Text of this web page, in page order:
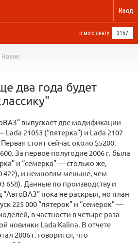
Вход
в мою ленту 3157
Новое
два года будет
выпускает две модификации
Lada 21053 (“пятерка”) и Lada 2107
стоит сейчас около $5200,
За первое полугодие 2006 г. была
и “семерка” — столько же,
422), и немногим меньше, чем
658). Данные по производству и
“АвтоВАЗ” пока не раскрыл, но план
225 000 “пятерок” и “семерок” —
в частности в четыре раза
новинки Lada Kalina. В отчете
2006 г. говорится, что